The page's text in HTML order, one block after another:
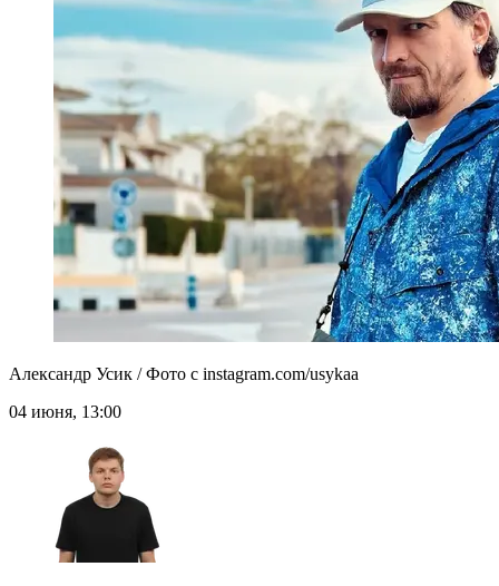
Александр Усик / Фото с instagram.com/usykaa
04 июня, 13:00